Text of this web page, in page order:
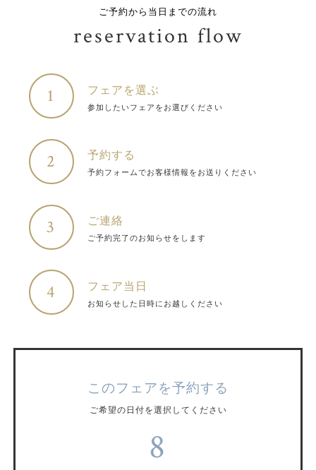
ご予約から当日までの流れ
reservation flow
1 フェアを選ぶ
参加したいフェアをお選びください
2 予約する
予約フォームでお客様情報をお送りください
3 ご連絡
ご予約完了のお知らせをします
4 フェア当日
お知らせした日時にお越しください
このフェアを予約する
ご希望の日付を選択してください
8